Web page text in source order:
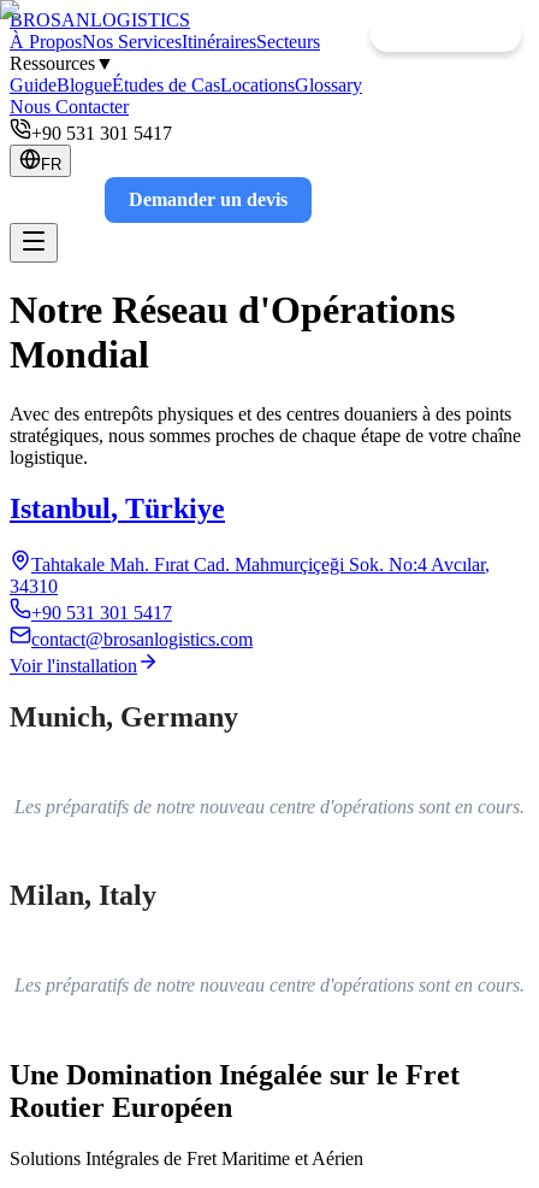
BROSANLOGISTICS
À ProposNos ServicesItinérairesSecteurs
Ressources▼
GuideBlogueÉtudes de CasLocationsGlossary
Nous Contacter
+90 531 301 5417
FR
Demander un devis
Notre Réseau d'Opérations
Mondial
Avec des entrepôts physiques et des centres douaniers à des points
stratégiques, nous sommes proches de chaque étape de votre chaîne
logistique.
Istanbul, Türkiye
Tahtakale Mah. Fırat Cad. Mahmurçiçeği Sok. No:4 Avcılar,
34310
+90 531 301 5417
contact@brosanlogistics.com
Voir l'installation
Munich, Germany
Les préparatifs de notre nouveau centre d'opérations sont en cours.
Milan, Italy
Les préparatifs de notre nouveau centre d'opérations sont en cours.
Une Domination Inégalée sur le Fret
Routier Européen
Solutions Intégrales de Fret Maritime et Aérien